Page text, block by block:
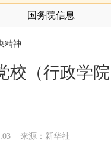
国务院信息
精神
校（行政学
来源：新华社